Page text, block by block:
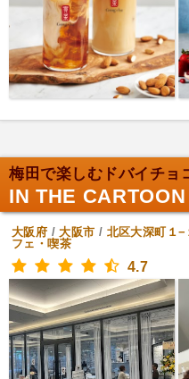
梅田で楽しむドバイチョ
IN THE
大阪府 /大阪市 / 北区大深町１
フェ・喫茶
4.7